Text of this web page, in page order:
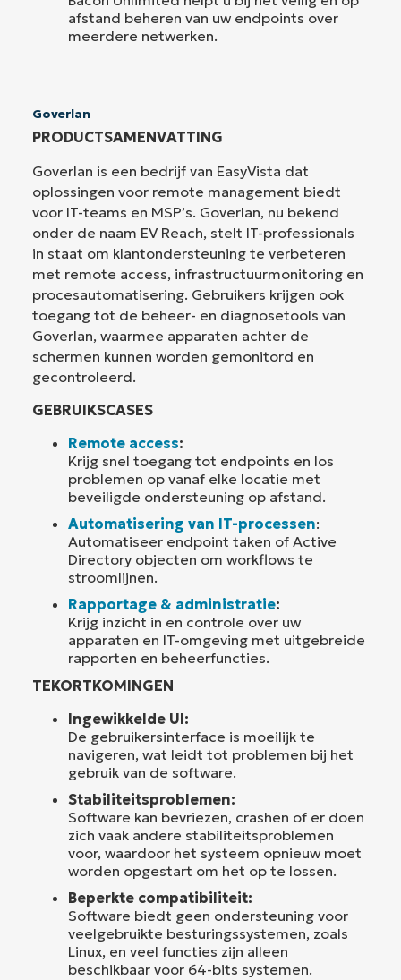
afstand beheren van uw endpoints over
meerdere netwerken.
Goverlan
PRODUCTSAMENVATTING
Goverlan is een bedrijf van EasyVista dat
oplossingen voor remote management biedt
voor IT-teams en MSP’s. Goverlan, nu bekend
onder de naam EV Reach, stelt IT-professionals
in staat om klantondersteuning te verbeteren
met remote access, infrastructuurmonitoring en
procesautomatisering. Gebruikers krijgen ook
toegang tot de beheer- en diagnosetools van
Goverlan, waarmee apparaten achter de
schermen kunnen worden gemonitord en
gecontroleerd.
GEBRUIKSCASES
Remote access:
Krijg snel toegang tot endpoints en los
problemen op vanaf elke locatie met
beveiligde ondersteuning op afstand.
Automatisering van IT-processen:
Automatiseer endpoint taken of Active
Directory objecten om workflows te
stroomlijnen.
Rapportage & administratie:
Krijg inzicht in en controle over uw
apparaten en IT-omgeving met uitgebreide
rapporten en beheerfuncties.
TEKORTKOMINGEN
Ingewikkelde UI:
De gebruikersinterface is moeilijk te
navigeren, wat leidt tot problemen bij het
gebruik van de software.
Stabiliteitsproblemen:
Software kan bevriezen, crashen of er doen
zich vaak andere stabiliteitsproblemen
voor, waardoor het systeem opnieuw moet
worden opgestart om het op te lossen.
Beperkte compatibiliteit:
Software biedt geen ondersteuning voor
veelgebruikte besturingssystemen, zoals
Linux, en veel functies zijn alleen
beschikbaar voor 64-bits systemen.